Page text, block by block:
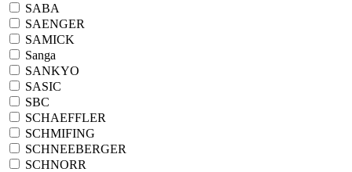
SABA
SAENGER
SAMICK
Sanga
SANKYO
SASIC
SBC
SCHAEFFLER
SCHMIFING
SCHNEEBERGER
SCHNORR